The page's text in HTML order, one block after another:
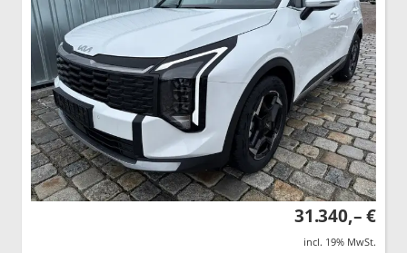
31.340,– €
incl. 19% MwSt.